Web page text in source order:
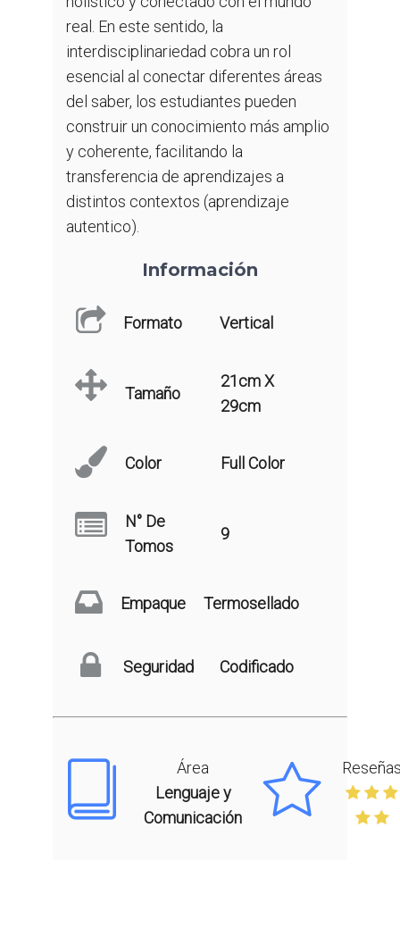
real. En este sentido, la
interdisciplinariedad cobra un rol
esencial al conectar diferentes áreas
del saber, los estudiantes pueden
construir un conocimiento más amplio
y coherente, facilitando la
transferencia de aprendizajes a
distintos contextos (aprendizaje
autentico).
Información
Formato Vertical
Tamaño
21cm X
29cm
Color Full Color
N° De
Tomos
9
Empaque Termosellado
Seguridad Codificado
Área
Lenguaje y
Comunicación